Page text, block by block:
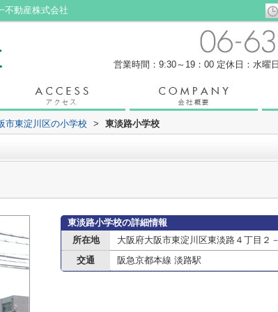
不動産株式会社
営業時間：9:30～19：00 定休日：水曜
市東淀川区の小学校 > 東淡路小学校
東淡路小学校の詳細情報
所在地
大阪府大阪市東淀川区東淡路４丁目２
交通 阪急京都本線 淡路駅